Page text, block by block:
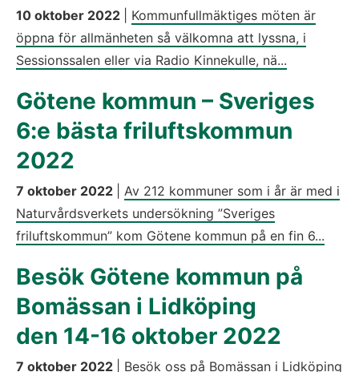
10 oktober 2022
Kommunfullmäktiges möten är
öppna för allmänheten så välkomna att lyssna, i
Sessionssalen eller via Radio Kinnekulle, nä...
Götene kommun – Sveriges
6:e bästa friluftskommun
2022
7 oktober 2022
Av 212 kommuner som i år är med i
Naturvårdsverkets undersökning ”Sveriges
friluftskommun” kom Götene kommun på en fin 6...
Besök Götene kommun på
Bomässan i Lidköping
den 14-16 oktober 2022
7 oktober 2022 Besök oss på Bomässan i Lidköping